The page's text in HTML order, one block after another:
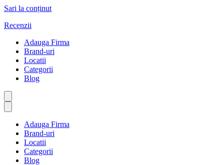
Sari la conținut
Recenzii
Adauga Firma
Brand-uri
Locatii
Categorii
Blog
Adauga Firma
Brand-uri
Locatii
Categorii
Blog